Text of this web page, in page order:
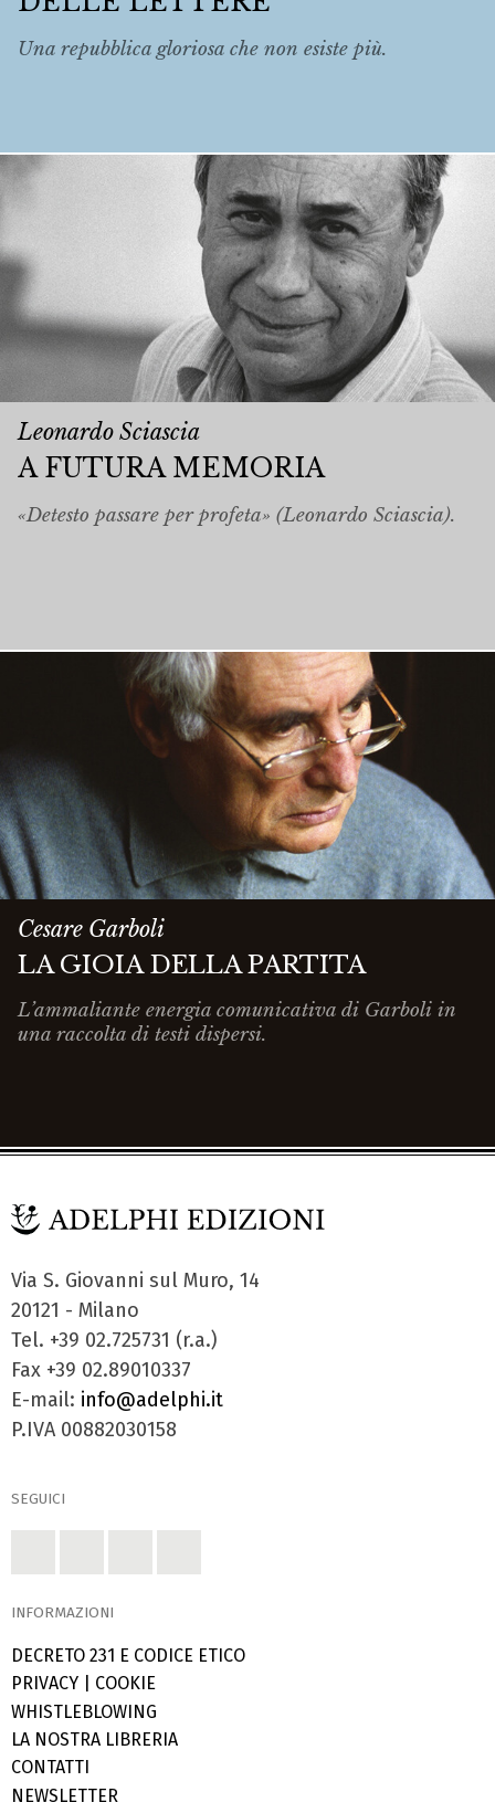
Una repubblica gloriosa che non esiste più.
Leonardo Sciascia
A FUTURA MEMORIA
«Detesto passare per profeta» (Leonardo Sciascia).
Cesare Garboli
LA GIOIA DELLA PARTITA
L’ammaliante energia comunicativa di Garboli in
una raccolta di testi dispersi.
Via S. Giovanni sul Muro, 14
20121 - Milano
Tel. +39 02.725731 (r.a.)
Fax +39 02.89010337
E-mail: info@adelphi.it
P.IVA 00882030158
SEGUICI
INFORMAZIONI
DECRETO 231 E CODICE ETICO
PRIVACY
COOKIE
WHISTLEBLOWING
LA NOSTRA LIBRERIA
CONTATTI
NEWSLETTER